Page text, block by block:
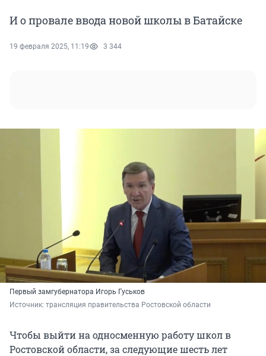
И о провале ввода новой школы в Батайске
19 февраля 2025, 11:19 3 344
Первый замгубернатора Игорь Гуськов
Источник: трансляция правительства Ростовской области
Чтобы выйти на односменную работу школ в
Ростовской области, за следующие шесть лет